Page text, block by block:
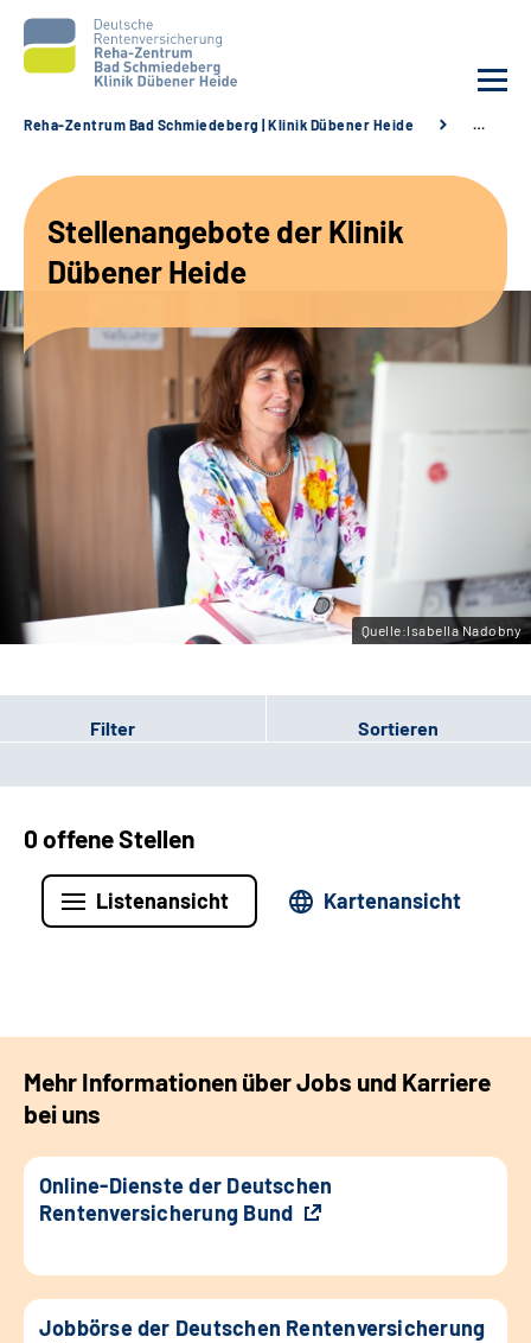
Unsere Angebote
Karriere
Sozialdienste & Zuweisende
Leichte Sprache
Gebärdensprache
Reha-Zentrum Bad Schmiedeberg | Klinik Dübener Heide …
Stellenangebote der Klinik
Dübener Heide
Quelle:Isabella Nadobny
Filter Sortieren
0 offene Stellen
Listenansicht Kartenansicht
Mehr Informationen über Jobs und Karriere
bei uns
Online-Dienste der Deutschen
Rentenversicherung Bund
Jobbörse der Deutschen Rentenversicherung